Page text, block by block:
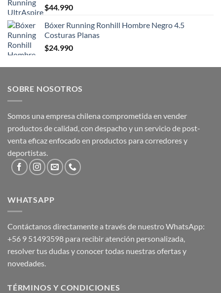
$44.990
Bóxer Running Ronhill Hombre Negro 4.5
Costuras Planas
$24.990
SOBRE NOSOTROS
Somos una empresa chilena comprometida en vender
productos de calidad, con despacho y un servicio de post-
venta eficaz enfocado en productos para corredores y
deportistas.
WHATSAPP
Contáctanos directamente a través de nuestro WhatsApp:
+56 9 51493598 para recibir atención personalizada,
resolver tus dudas y conocer todas nuestras ofertas y
novedades.
TÉRMINOS Y CONDICIONES